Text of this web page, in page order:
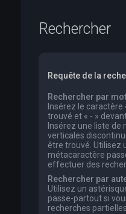
Rechercher
Requête de la
Rechercher par
Insérez le
trouvé et « - »
Insérez une liste
verticales
être trouvé. Utilisez
métacaractère
effectuer des
Rechercher par
Utilisez un
passe-partout si
recherches partielles.